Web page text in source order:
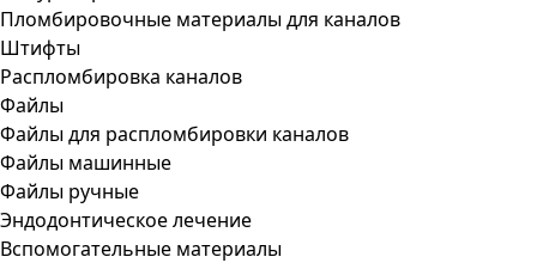
Пломбировочные материалы для каналов
Штифты
Распломбировка каналов
Файлы
Файлы для распломбировки каналов
Файлы машинные
Файлы ручные
Эндодонтическое лечение
Вспомогательные материалы